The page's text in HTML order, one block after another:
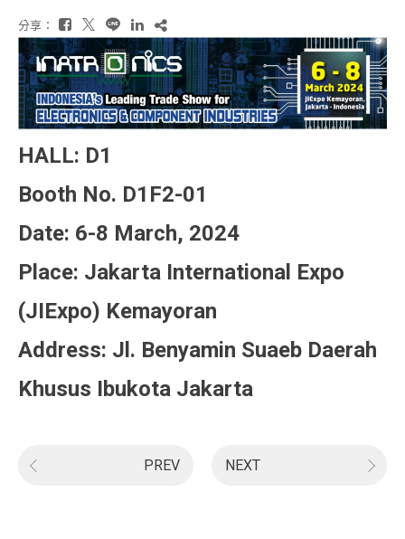
分享：
HALL: D1
Booth No. D1F2-01
Date: 6-8 March, 2024
Place: Jakarta International Expo
(JIExpo) Kemayoran
Address: Jl. Benyamin Suaeb Daerah
Khusus Ibukota Jakarta
PREV NEXT